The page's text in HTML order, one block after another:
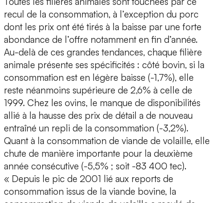
recul de la consommation, à l’exception du porc
dont les prix ont été tirés à la baisse par une forte
abondance de l’offre notamment en fin d’année.
Au-delà de ces grandes tendances, chaque filière
animale présente ses spécificités : côté bovin, si la
consommation est en légère baisse (-1,7%), elle
reste néanmoins supérieure de 2,6% à celle de
1999. Chez les ovins, le manque de disponibilités
allié à la hausse des prix de détail a de nouveau
entraîné un repli de la consommation (-3,2%).
Quant à la consommation de viande de volaille, elle
chute de manière importante pour la deuxième
année consécutive (-5,5% ; soit -83 400 tec).
« Depuis le pic de 2001 lié aux reports de
consommation issus de la viande bovine, la